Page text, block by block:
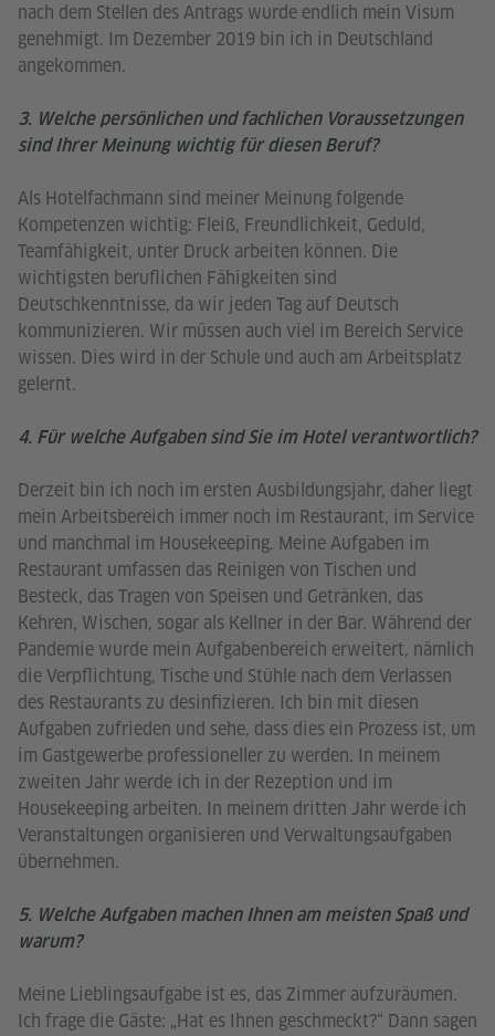
nach dem Stellen des Antrags wurde endlich mein Visum
genehmigt. Im Dezember 2019 bin ich in Deutschland
angekommen.
3. Welche persönlichen und fachlichen Voraussetzungen
sind Ihrer Meinung wichtig für diesen Beruf?
Als Hotelfachmann sind meiner Meinung folgende
Kompetenzen wichtig: Fleiß, Freundlichkeit, Geduld,
Teamfähigkeit, unter Druck arbeiten können. Die
wichtigsten beruflichen Fähigkeiten sind
Deutschkenntnisse, da wir jeden Tag auf Deutsch
kommunizieren. Wir müssen auch viel im Bereich Service
wissen. Dies wird in der Schule und auch am Arbeitsplatz
gelernt.
4. Für welche Aufgaben sind Sie im Hotel verantwortlich?
Derzeit bin ich noch im ersten Ausbildungsjahr, daher liegt
mein Arbeitsbereich immer noch im Restaurant, im Service
und manchmal im Housekeeping. Meine Aufgaben im
Restaurant umfassen das Reinigen von Tischen und
Besteck, das Tragen von Speisen und Getränken, das
Kehren, Wischen, sogar als Kellner in der Bar. Während der
Pandemie wurde mein Aufgabenbereich erweitert, nämlich
die Verpflichtung, Tische und Stühle nach dem Verlassen
des Restaurants zu desinfizieren. Ich bin mit diesen
Aufgaben zufrieden und sehe, dass dies ein Prozess ist, um
im Gastgewerbe professioneller zu werden. In meinem
zweiten Jahr werde ich in der Rezeption und im
Housekeeping arbeiten. In meinem dritten Jahr werde ich
Veranstaltungen organisieren und Verwaltungsaufgaben
übernehmen.
5. Welche Aufgaben machen Ihnen am meisten Spaß und
warum?
Meine Lieblingsaufgabe ist es, das Zimmer aufzuräumen.
Ich frage die Gäste: „Hat es Ihnen geschmeckt?“ Dann sagen